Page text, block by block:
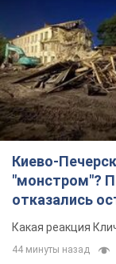
Киево-
"монстром"?
отказались
небоскреба
Какая реакция
44 минуты назад